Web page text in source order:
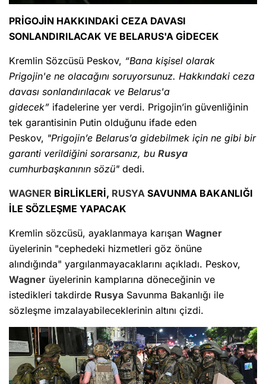
PRİGOJİN HAKKINDAKİ CEZA DAVASI
SONLANDIRILACAK VE BELARUS'A GİDECEK
Kremlin Sözcüsü Peskov, “Bana kişisel olarak
Prigojin'e ne olacağını soruyorsunuz. Hakkındaki ceza
davası sonlandırılacak ve Belarus'a
gidecek” ifadelerine yer verdi. Prigojin’in güvenliğinin
tek garantisinin Putin olduğunu ifade eden
Peskov, "Prigojin’e Belarus’a gidebilmek için ne gibi bir
garanti verildiğini sorarsanız, bu Rusya
cumhurbaşkanının sözü" dedi.
WAGNER BİRLİKLERİ, RUSYA SAVUNMA BAKANLIĞI
İLE SÖZLEŞME YAPACAK
Kremlin sözcüsü, ayaklanmaya karışan Wagner
üyelerinin "cephedeki hizmetleri göz önüne
alındığında" yargılanmayacaklarını açıkladı. Peskov,
Wagner üyelerinin kamplarına döneceğinin ve
istedikleri takdirde Rusya Savunma Bakanlığı ile
sözleşme imzalayabileceklerinin altını çizdi.